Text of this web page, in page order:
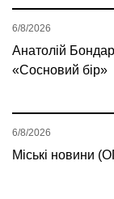
Анатолій
«Сосновий бір»
6/8/2026
Міські новини
6/8/2026